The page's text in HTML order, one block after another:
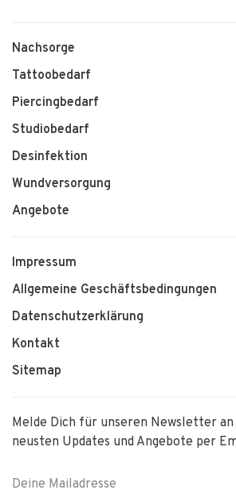
Nachsorge
Tattoobedarf
Piercingbedarf
Studiobedarf
Desinfektion
Wundversorgung
Angebote
Impressum
Allgemeine Geschäftsbedingungen
Datenschutzerklärung
Kontakt
Sitemap
Melde Dich für unseren Newsletter an
neusten Updates und Angebote per